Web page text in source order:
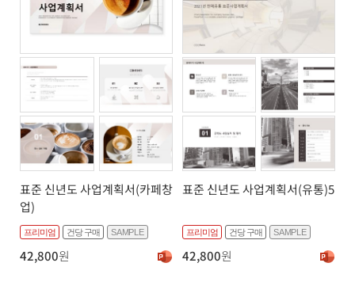
표준 신년도 사업계획서(카페창
업)
프리미엄 건당 구매 SAMPLE
42,800원
표준 신년도 사업계획서(유통)5
프리미엄 건당 구매 SAMPLE
42,800원